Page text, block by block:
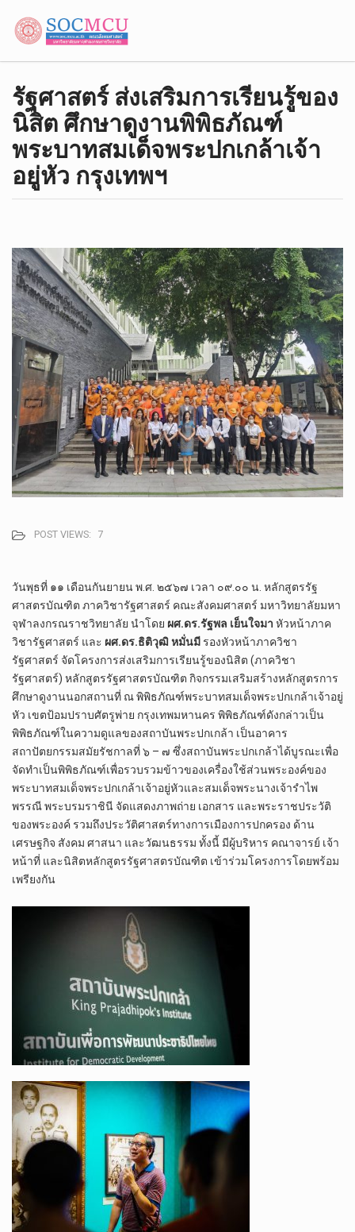
รัฐศาสตร์ ส่งเสริมการเรียนรู้ของ
นิสิต ศึกษาดูงานพิพิธภัณฑ์
พระบาทสมเด็จพระปกเกล้าเจ้า
อยู่หัว กรุงเทพฯ
POST VIEWS: 7
วันพุธที่ ๑๑ เดือนกันยายน พ.ศ. ๒๕๖๗ เวลา ๐๙.๐๐ น. หลักสูตรรัฐ
ศาสตรบัณฑิต ภาควิชารัฐศาสตร์ คณะสังคมศาสตร์ มหาวิทยาลัยมหา
จุฬาลงกรณราชวิทยาลัย นำโดย ผศ.ดร.รัฐพล เย็นใจมา หัวหน้าภาค
วิชารัฐศาสตร์ และ ผศ.ดร.ธิติวุฒิ หมั่นมี รองหัวหน้าภาควิชา
รัฐศาสตร์ จัดโครงการส่งเสริมการเรียนรู้ของนิสิต (ภาควิชา
รัฐศาสตร์) หลักสูตรรัฐศาสตรบัณฑิต กิจกรรมเสริมสร้างหลักสูตรการ
ศึกษาดูงานนอกสถานที่ ณ พิพิธภัณฑ์พระบาทสมเด็จพระปกเกล้าเจ้าอยู่
หัว เขตป้อมปราบศัตรูพ่าย กรุงเทพมหานคร พิพิธภัณฑ์ดังกล่าวเป็น
พิพิธภัณฑ์ในความดูแลของสถาบันพระปกเกล้า เป็นอาคาร
สถาปัตยกรรมสมัยรัชกาลที่ ๖ – ๗ ซึ่งสถาบันพระปกเกล้าได้บูรณะเพื่อ
จัดทำเป็นพิพิธภัณฑ์เพื่อรวบรวมข้าวของเครื่องใช้ส่วนพระองค์ของ
พระบาทสมเด็จพระปกเกล้าเจ้าอยู่หัวและสมเด็จพระนางเจ้ารำไพ
พรรณี พระบรมราชินี จัดแสดงภาพถ่าย เอกสาร และพระราชประวัติ
ของพระองค์ รวมถึงประวัติศาสตร์ทางการเมืองการปกครอง ด้าน
เศรษฐกิจ สังคม ศาสนา และวัฒนธรรม ทั้งนี้ มีผู้บริหาร คณาจารย์ เจ้า
หน้าที่ และนิสิตหลักสูตรรัฐศาสตรบัณฑิต เข้าร่วมโครงการโดยพร้อม
เพรียงกัน